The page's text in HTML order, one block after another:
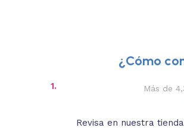
¿Cómo
1. Más de
Revisa en nuestra